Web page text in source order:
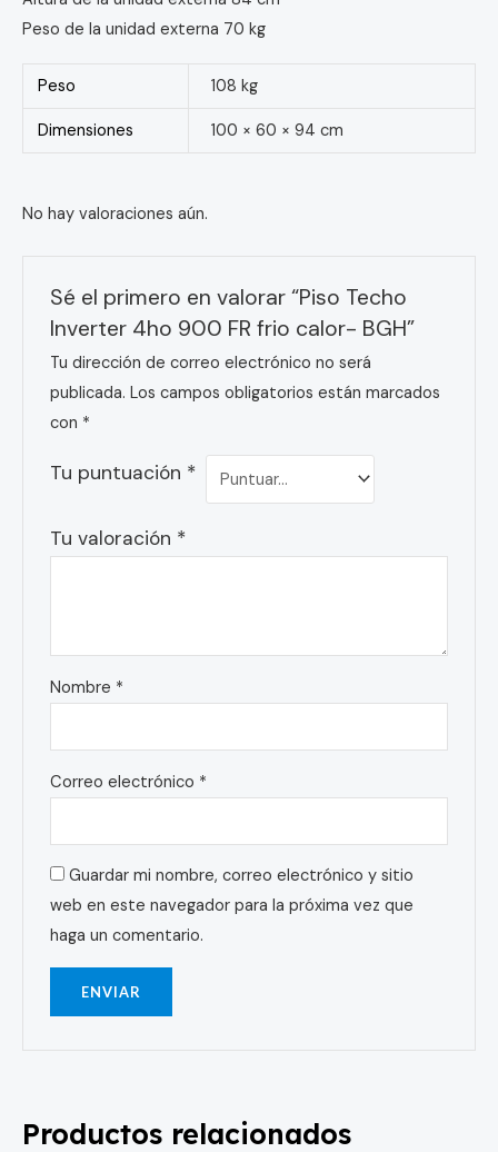
Peso de la unidad externa 70 kg
Peso 108 kg
Dimensiones 100 × 60 × 94 cm
No hay valoraciones aún.
Sé el primero en valorar “Piso Techo
Inverter 4ho 900 FR frio calor- BGH”
Tu dirección de correo electrónico no será
publicada. Los campos obligatorios están marcados
con *
Tu puntuación *
Tu valoración *
Nombre *
Correo electrónico *
Guardar mi nombre, correo electrónico y sitio
web en este navegador para la próxima vez que
haga un comentario.
Productos relacionados